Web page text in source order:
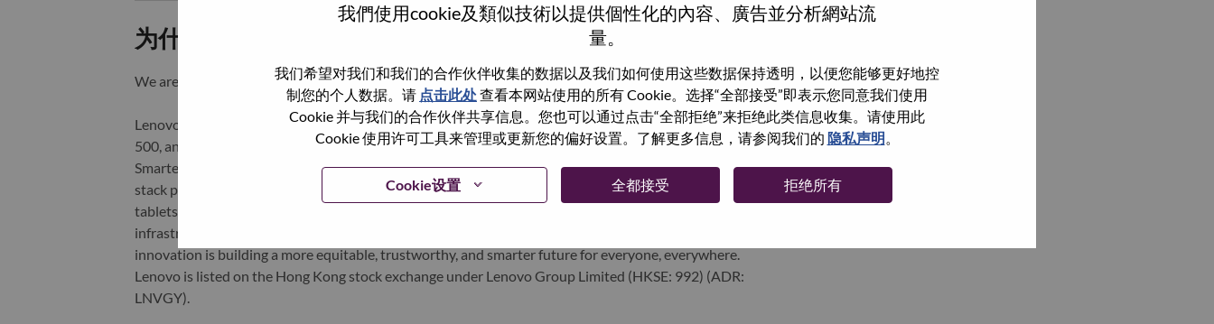
我們使用cookie及類似技術以提供個性化的內容、廣告並分析網站流
量。
我们希望对我们和我们的合作伙伴收集的数据以及我们如何使用这些数据保持透明，以便您能够更好地控
制您的个人数据。请 点击此处查看本网站使用的所有 Cookie。选择“全部接受”即表示您同意我们使用
Cookie 并与我们的合作伙伴共享信息。您也可以通过点击“全部拒绝”来拒绝此类信息收集。请使用此
Cookie 使用许可工具来管理或更新您的偏好设置。了解更多信息，请参阅我们的 隐私声明
Cookie设置 全都接受 拒绝所有
为什么选择联想
We are Lenovo. We do what we say. We own what we do. We WOW our customers.
Lenovo is a US$83 billion revenue global technology powerhouse, ranked #153 in the Fortune Global
500, and serving millions of customers every day in 180 markets. Focused on a bold vision to deliver
Smarter Technology for All, Lenovo has built on its success as the world’s largest PC company with a full-
stack portfolio of AI-enabled, AI-ready, and AI-optimized devices (PCs, workstations, smartphones,
tablets), infrastructure (server, storage, edge, high performance computing and software defined
infrastructure), software, solutions, and services. Lenovo’s continued investment in world-changing
innovation is building a more equitable, trustworthy, and smarter future for everyone, everywhere.
Lenovo is listed on the Hong Kong stock exchange under Lenovo Group Limited (HKSE: 992) (ADR:
LNVGY).
Supply Chain Program Manager
Test Egineering
Monterrey, Nuevo León, 墨西哥,
浏览全部